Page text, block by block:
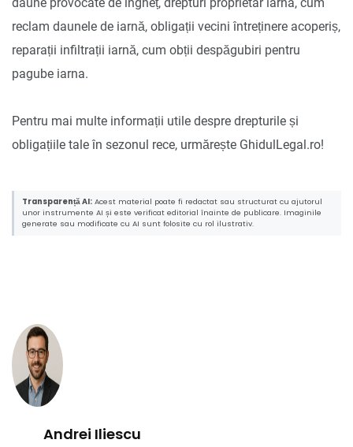
daune provocate de îngheț, drepturi proprietar iarna, cum
reclam daunele de iarnă, obligații vecini întreținere acoperiș,
reparații infiltrații iarnă, cum obții despăgubiri pentru
pagube iarna.
Pentru mai multe informații utile despre drepturile și
obligațiile tale în sezonul rece, urmărește GhidulLegal.ro!
Transparență AI: Acest material poate fi redactat sau structurat cu ajutorul
unor instrumente AI și este verificat editorial înainte de publicare. Imaginile
generate sau modificate cu AI sunt folosite cu rol ilustrativ.
Andrei Iliescu